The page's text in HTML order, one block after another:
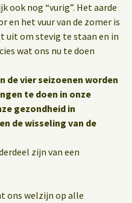
ook nog “vurig”. Het aarde
en het vuur van de zomer is
uit om stevig te staan en in
wat ons nu te doen
de vier seizoenen worden
te doen in onze
gezondheid in
de wisseling van de
zijn van een
ons welzijn op alle